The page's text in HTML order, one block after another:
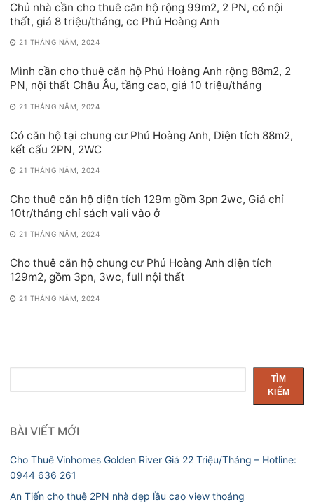
Chủ nhà cần cho thuê căn hộ rộng 99m2, 2 PN, có nội
thất, giá 8 triệu/tháng, cc Phú Hoàng Anh
21 THÁNG NĂM, 2024
Mình cần cho thuê căn hộ Phú Hoàng Anh rộng 88m2, 2
PN, nội thất Châu Âu, tầng cao, giá 10 triệu/tháng
21 THÁNG NĂM, 2024
Có căn hộ tại chung cư Phú Hoàng Anh, Diện tích 88m2,
kết cấu 2PN, 2WC
21 THÁNG NĂM, 2024
Cho thuê căn hộ diện tích 129m gồm 3pn 2wc, Giá chỉ
10tr/tháng chỉ sách vali vào ở
21 THÁNG NĂM, 2024
Cho thuê căn hộ chung cư Phú Hoàng Anh diện tích
129m2, gồm 3pn, 3wc, full nội thất
21 THÁNG NĂM, 2024
kiếm
TÌM
KIẾM
BÀI VIẾT MỚI
Cho Thuê Vinhomes Golden River Giá 22 Triệu/Tháng – Hotline:
0944 636 261
An Tiến cho thuê 2PN nhà đẹp lầu cao view thoáng